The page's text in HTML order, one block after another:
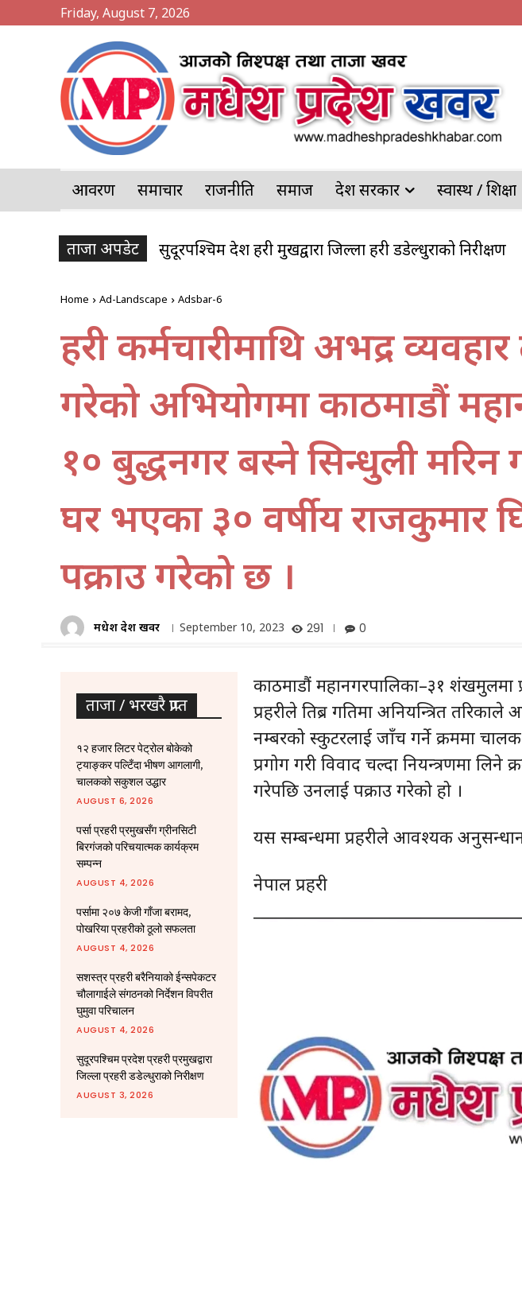
Friday, August 7, 2026
आवरण समाचार राजनीति समाज प्रदेश सरकार स्वास्थ / शिक्षा
ताजा अपडेट सुदूरपश्चिम प्रदेश प्रहरी प्रमुखद्वारा जिल्ला प्रहरी डडेल्धुराको निरीक्षण
Home Ad-Landscape Adsbar-6
प्रहरी कर्मचारीमाथि अभद्र
गरेको अभियोगमा काठमाडाैं
१० बुद्धनगर बस्ने सिन्धुली मरिन
घर भएका ३० वर्षीय राजकुमार
पक्राउ गरेको छ ।
मधेश प्रदेश खवर September 10, 2023 291 0
ताजा / भरखरै प्राप्त
१२ हजार लिटर पेट्रोल बोकेको
ट्याङ्कर पल्टिँदा भीषण आगलागी,
चालकको सकुशल उद्धार
AUGUST 6, 2026
पर्सा प्रहरी प्रमुखसँग ग्रीनसिटी
बिरगंजको परिचयात्मक कार्यक्रम
सम्पन्न
AUGUST 4, 2026
पर्सामा २०७ केजी गाँजा बरामद,
पोखरिया प्रहरीको ठूलो सफलता
AUGUST 4, 2026
सशस्त्र प्रहरी बरैनियाको ईन्सपेकटर
चौलागाईले संगठनको निर्देशन विपरीत
घुमुवा परिचालन
AUGUST 4, 2026
सुदूरपश्चिम प्रदेश प्रहरी प्रमुखद्वारा
जिल्ला प्रहरी डडेल्धुराको निरीक्षण
AUGUST 3, 2026
काठमाडौं महानगरपालिका–३१ शंखमुलमा
प्रहरीले तिब्र गतिमा अनियन्त्रित
नम्बरको स्कुटरलाई जाँच गर्ने क्रममा
प्रगोग गरी विवाद चल्दा नियन्त्रणमा लिने
गरेपछि उनलाई पक्राउ गरेको हो ।
यस सम्बन्धमा प्रहरीले आवश्यक
नेपाल प्रहरी